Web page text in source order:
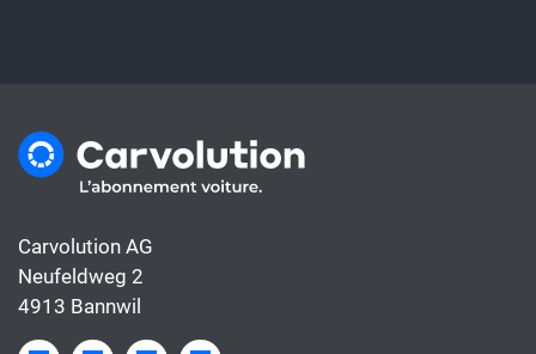
Carvolution AG
Neufeldweg 2
4913 Bannwil